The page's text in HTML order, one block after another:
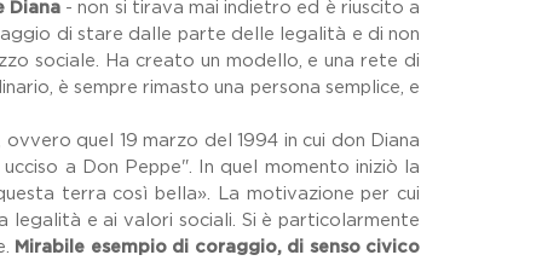
Diana- non si tirava mai indietro ed è riuscito a
di stare dalle parte delle legalità e di non
sociale. Ha creato un modello, e una rete di
è sempre rimasto una persona semplice, e
quel 19 marzo del 1994 in cui don Diana
a Don Peppe". In quel momento iniziò la
terra così bella». La motivazione per cui
legalità e ai valori sociali. Si è particolarmente
Mirabile esempio di coraggio, di senso civico